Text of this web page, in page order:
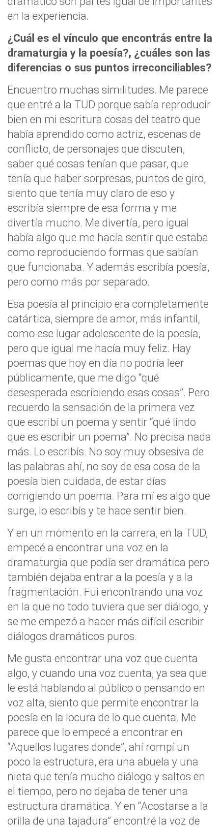
en la experiencia.
¿Cuál es el vínculo que encontrás entre la
dramaturgia y la poesía?, ¿cuáles son las
diferencias o sus puntos irreconciliables?
Encuentro muchas similitudes. Me parece
que entré a la TUD porque sabía reproducir
bien en mi escritura cosas del teatro que
había aprendido como actriz, escenas de
conflicto, de personajes que discuten,
saber qué cosas tenían que pasar, que
tenía que haber sorpresas, puntos de giro,
siento que tenía muy claro de eso y
escribía siempre de esa forma y me
divertía mucho. Me divertía, pero igual
había algo que me hacía sentir que estaba
como reproduciendo formas que sabían
que funcionaba. Y además escribía poesía,
pero como más por separado.
Esa poesía al principio era completamente
catártica, siempre de amor, más infantil,
como ese lugar adolescente de la poesía,
pero que igual me hacía muy feliz. Hay
poemas que hoy en día no podría leer
públicamente, que me digo “qué
desesperada escribiendo esas cosas”. Pero
recuerdo la sensación de la primera vez
que escribí un poema y sentir “qué lindo
que es escribir un poema”. No precisa nada
más. Lo escribís. No soy muy obsesiva de
las palabras ahí, no soy de esa cosa de la
poesía bien cuidada, de estar días
corrigiendo un poema. Para mí es algo que
surge, lo escribís y te hace sentir bien.
Y en un momento en la carrera, en la TUD,
empecé a encontrar una voz en la
dramaturgia que podía ser dramática pero
también dejaba entrar a la poesía y a la
fragmentación. Fui encontrando una voz
en la que no todo tuviera que ser diálogo, y
se me empezó a hacer más difícil escribir
diálogos dramáticos puros.
Me gusta encontrar una voz que cuenta
algo, y cuando una voz cuenta, ya sea que
le está hablando al público o pensando en
voz alta, siento que permite encontrar la
poesía en la locura de lo que cuenta. Me
parece que lo empecé a encontrar en
“Aquellos lugares donde”, ahí rompí un
poco la estructura, era una abuela y una
nieta que tenía mucho diálogo y saltos en
el tiempo, pero no dejaba de tener una
estructura dramática. Y en “Acostarse a la
orilla de una tajadura” encontré la voz de